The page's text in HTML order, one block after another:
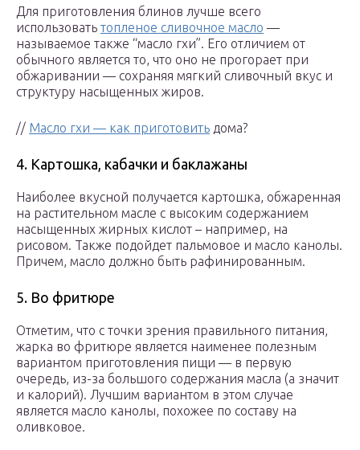
Для приготовления блинов лучше всего
использовать топленое сливочное масло —
называемое также “масло гхи”. Его отличием от
обычного является то, что оно не прогорает при
обжаривании — сохраняя мягкий сливочный вкус и
структуру насыщенных жиров.
// Масло гхи — как приготовить дома?
4. Картошка, кабачки и баклажаны
Наиболее вкусной получается картошка, обжаренная
на растительном масле с высоким содержанием
насыщенных жирных кислот – например, на
рисовом. Также подойдет пальмовое и масло канолы.
Причем, масло должно быть рафинированным.
5. Во фритюре
Отметим, что с точки зрения правильного питания,
жарка во фритюре является наименее полезным
вариантом приготовления пищи — в первую
очередь, из-за большого содержания масла (а значит
и калорий). Лучшим вариантом в этом случае
является масло канолы, похожее по составу на
оливковое.